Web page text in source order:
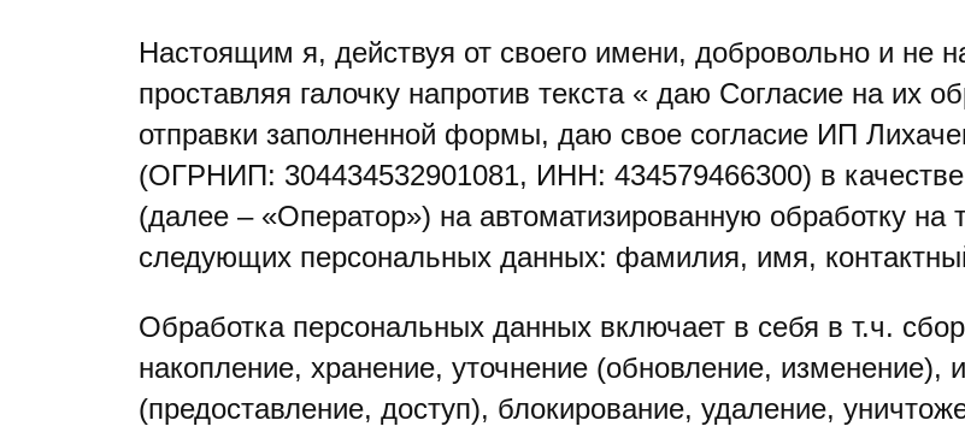
Настоящим я, действуя от своего имени, добровольно и не
проставляя галочку напротив текста « даю Согласие на их
отправки заполненной формы, даю свое согласие ИП
(ОГРНИП: 304434532901081, ИНН: 434579466300) в
(далее – «Оператор») на автоматизированную обработку на
следующих персональных данных: фамилия, имя,
Обработка персональных данных включает в себя в т.ч.
накопление, хранение, уточнение (обновление, изменение),
(предоставление, доступ), блокирование, удаление,